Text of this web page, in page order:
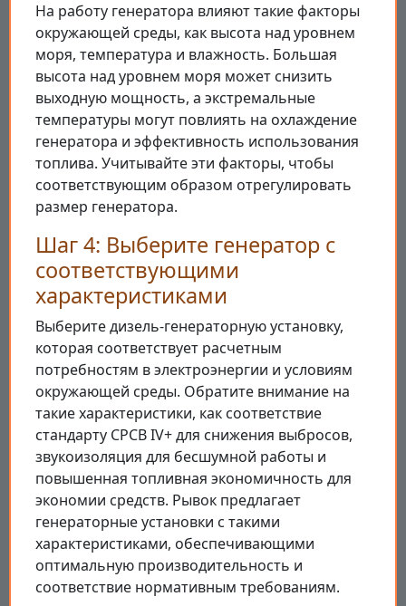
На работу генератора влияют такие факторы
окружающей среды, как высота над уровнем
моря, температура и влажность. Большая
высота над уровнем моря может снизить
выходную мощность, а экстремальные
температуры могут повлиять на охлаждение
генератора и эффективность использования
топлива. Учитывайте эти факторы, чтобы
соответствующим образом отрегулировать
размер генератора.
Шаг 4: Выберите генератор с
соответствующими
характеристиками
Выберите дизель-генераторную установку,
которая соответствует расчетным
потребностям в электроэнергии и условиям
окружающей среды. Обратите внимание на
такие характеристики, как соответствие
стандарту CPCB IV+ для снижения выбросов,
звукоизоляция для бесшумной работы и
повышенная топливная экономичность для
экономии средств. Рывок предлагает
генераторные установки с такими
характеристиками, обеспечивающими
оптимальную производительность и
соответствие нормативным требованиям.